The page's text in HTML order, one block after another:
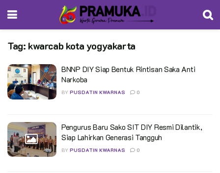
Tag: kwarcab kota yogyakarta
BNNP DIY Siap Bentuk Rintisan Saka Anti
Narkoba
BY PUSDATIN KWARNAS 0
Pengurus Baru Sako SIT DIY Resmi Dilantik,
Siap Lahirkan Generasi Tangguh
BY PUSDATIN KWARNAS 0